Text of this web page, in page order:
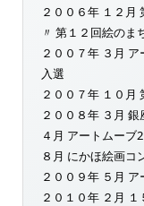
２００６年 １２月
〃 第１２回絵のま
２００７年 ３月
入選
２００７年 １０月
２００８年 ３月
４月 アートムー
８月 にかほ絵画コ
２００９年 ５月
２０１０年 ２月